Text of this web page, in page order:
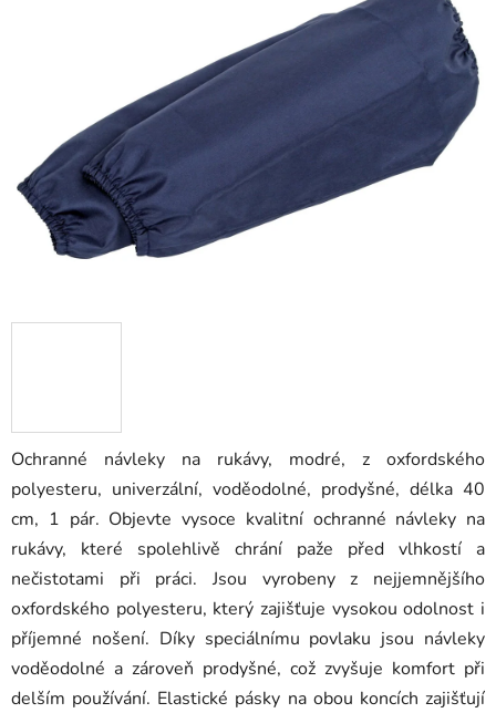
Ochranné návleky na rukávy, modré, z oxfordského
polyesteru, univerzální, voděodolné, prodyšné, délka 40
cm, 1 pár. Objevte vysoce kvalitní ochranné návleky na
rukávy, které spolehlivě chrání paže před vlhkostí a
nečistotami při práci. Jsou vyrobeny z nejjemnějšího
oxfordského polyesteru, který zajišťuje vysokou odolnost i
příjemné nošení. Díky speciálnímu povlaku jsou návleky
voděodolné a zároveň prodyšné, což zvyšuje komfort při
delším používání. Elastické pásky na obou koncích zajišťují